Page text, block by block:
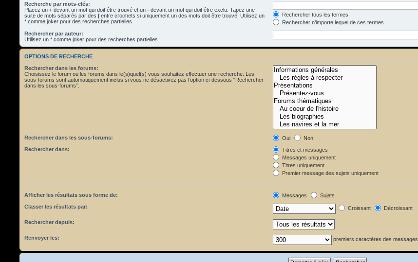
Recherche par mots-clés:
Placez un + devant un mot qui doit être trouvé et un - devant un mot qui doit être exclu. Tapez une
suite de mots séparés par des | entre crochets si uniquement un des mots doit être trouvé. Utilisez un
* comme joker pour des recherches partielles.
Rechercher tous les termes
Rechercher n’importe lequel de ces termes
Rechercher par auteur:
Utilisez un * comme joker pour des recherches partielles.
OPTIONS DE RECHERCHE
Rechercher dans les forums:
Choisissez le forum ou les forums dans le(s)quel(s) vous souhaitez effectuer une recherche. Les
sous-forums sont automatiquement inclus si vous ne désactivez pas l’option ci-dessous “Rechercher
dans les sous-forums”.
Rechercher dans les sous-forums: Oui
Non
Rechercher dans:
Titres et messages
Messages uniquement
Titres uniquement
Premier message des sujets uniquement
Afficher les résultats sous forme de: Messages
Sujets
Classer les résultats par:
Croissant Décroissant
Rechercher depuis:
Renvoyer les: premiers caractères des messages